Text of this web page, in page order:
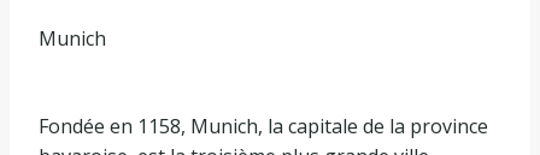
Munich
Fondée en 1158, Munich, la capitale de la province